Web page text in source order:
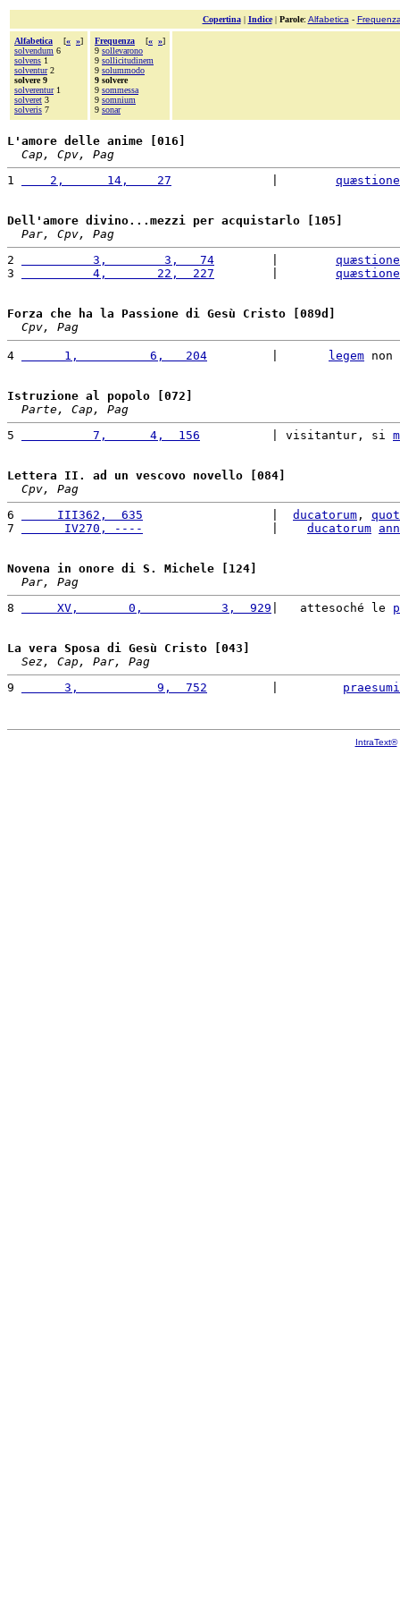
Copertina| Indice| Parole: Alfabetica -
Alfabetica [« »]
solvendum 6
solvens 1
solventur2
solvere 9
solverentur1
solveret 3
solveris 7
Frequenza [« »]
9 sollevarono
9 sollicitudinem
9 solummodo
9 solvere
9 sommessa
9 somnium
9 sonar
L'amore delle anime [016]
Cap, Cpv, Pag
1
    2,      14,    27
Dell'amore divino...mezzi per acquistarlo [105]
Par, Cpv, Pag
2
          3,        3,   74
3
          4,       22,  227
Forza che ha la Passione di Gesù Cristo [089d]
Cpv, Pag
4
      1,          6,   204
legem non
Istruzione al popolo [072]
Parte, Cap, Pag
5
          7,      4,  156
          | visitantur, si
Lettera II. ad un vescovo novello [084]
Cpv, Pag
6
     III362,  635
ducatorum ,
7
      IV270, ----
ducatorum
Novena in onore di S. Michele [124]
Par, Pag
8
     XV,       0,           3,  929
|   attesoché le
La vera Sposa di Gesù Cristo [043]
Sez, Cap, Par, Pag
9
      3,           9,  752
IntraText®